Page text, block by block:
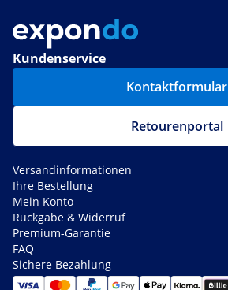
Kundenservice
Kontaktformular
Retourenportal
Versandinformationen
Ihre Bestellung
Mein Konto
Rückgabe & Widerruf
Premium-Garantie
FAQ
Sichere Bezahlung